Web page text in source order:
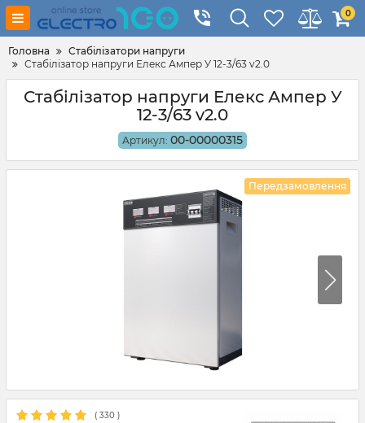
0
Головна
Стабілізатори напруги
Стабілізатор напруги Елекс Ампер У 12-3/63 v2.0
Стабілізатор напруги Елекс Ампер У
12-3/63 v2.0
Артикул: 00-00000315
Передзамовлення
( 330 )